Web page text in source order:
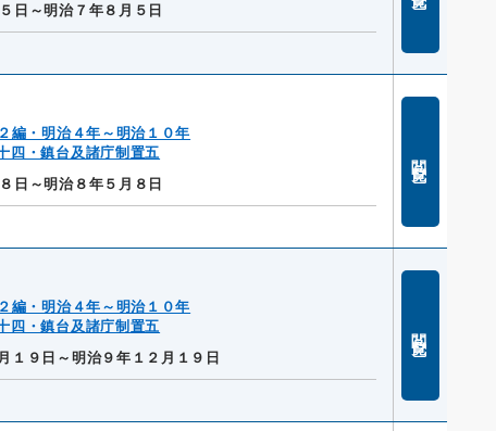
日～明治７年８月５日
編・明治４年～明治１０年
四・鎮台及諸庁制置五
日～明治８年５月８日
編・明治４年～明治１０年
四・鎮台及諸庁制置五
１９日～明治９年１２月１９日